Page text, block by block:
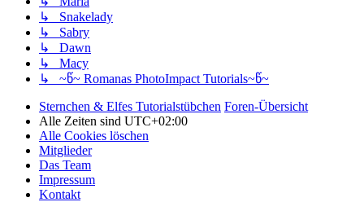
↳ Snakelady
↳ Sabry
↳ Dawn
↳ Macy
↳ ~წ~ Romanas PhotoImpact Tutorials~წ~
Sternchen & Elfes Tutorialstübchen Foren-Übersicht
Alle Zeiten sind UTC+02:00
Alle Cookies löschen
Mitglieder
Das Team
Impressum
Kontakt